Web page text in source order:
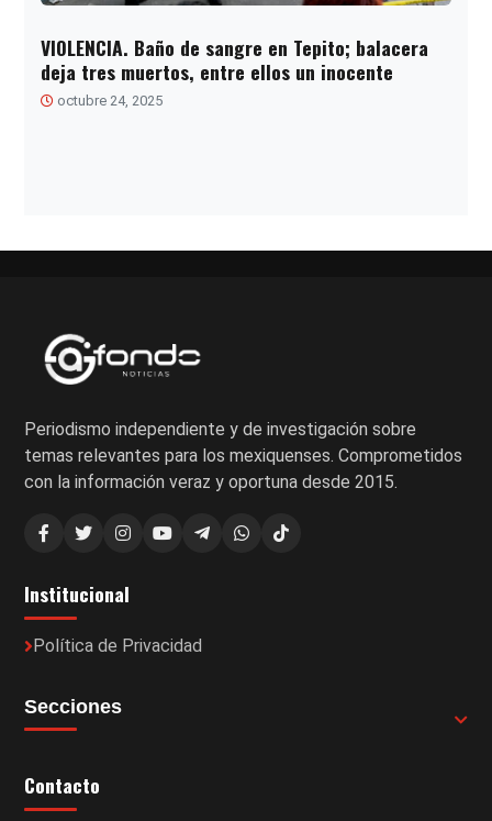
VIOLENCIA. Baño de sangre en Tepito; balacera
deja tres muertos, entre ellos un inocente
octubre 24, 2025
entradas
Periodismo independiente y de investigación sobre
temas relevantes para los mexiquenses. Comprometidos
con la información veraz y oportuna desde 2015.
Institucional
Política de Privacidad
Secciones
Contacto